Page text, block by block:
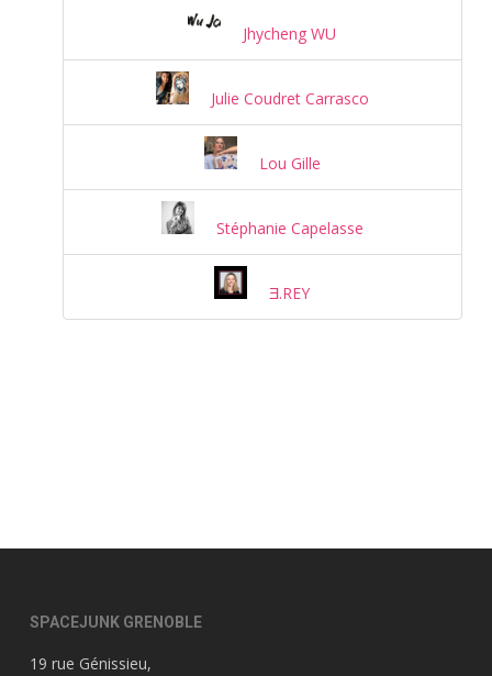
Jhycheng WU
Julie Coudret Carrasco
Lou Gille
Stéphanie Capelasse
Ǝ.REY
SPACEJUNK GRENOBLE
19 rue Génissieu,